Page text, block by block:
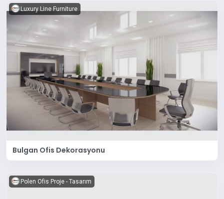
Luxury Line Furniture
Bulgan Ofis Dekorasyonu
Polen Ofis Proje - Tasarım